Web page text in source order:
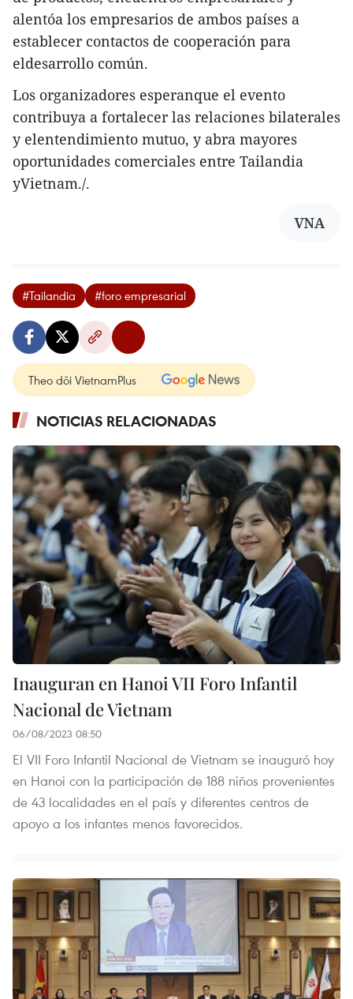
alentóa los empresarios de ambos países a
establecer contactos de cooperación para
eldesarrollo común.
Los organizadores esperanque el evento
contribuya a fortalecer las relaciones bilaterales
y elentendimiento mutuo, y abra mayores
oportunidades comerciales entre Tailandia
yVietnam./.
VNA
#Tailandia #foro empresarial
Theo dõi VietnamPlus
NOTICIAS RELACIONADAS
Inauguran en Hanoi VII Foro Infantil
Nacional de Vietnam
06/08/2023 08:50
El VII Foro Infantil Nacional de Vietnam se inauguró hoy
en Hanoi con la participación de 188 niños provenientes
de 43 localidades en el país y diferentes centros de
apoyo a los infantes menos favorecidos.